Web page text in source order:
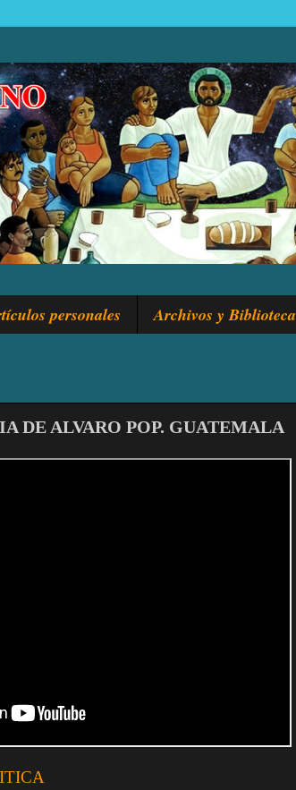
personales Archivos y Biblioteca
DE ALVARO POP. GUATEMALA